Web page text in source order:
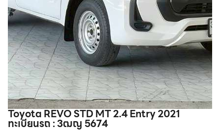
Toyota REVO STD MT 2.4 Entry 2021
ทะเบียนรถ : 3ฒญ 5674